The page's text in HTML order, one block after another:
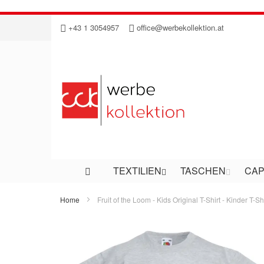
Direkt
Inhalt
+43 1 3054957 office@werbekollektion.at
TEXTILIEN TASCHEN
Home Fruit of the Loom - Kids Original T-Shirt - Kinder T-
Bildergalerie